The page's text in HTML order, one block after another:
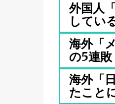
外国人
してい
海外「
の5連敗
海外「
たこと